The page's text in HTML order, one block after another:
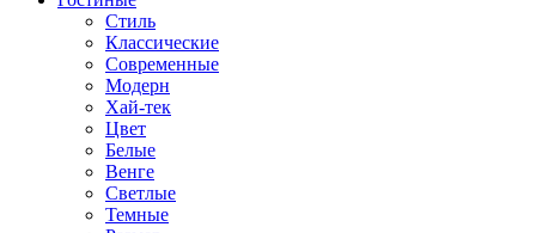
Стиль
Классические
Современные
Модерн
Хай-тек
Цвет
Белые
Венге
Светлые
Темные